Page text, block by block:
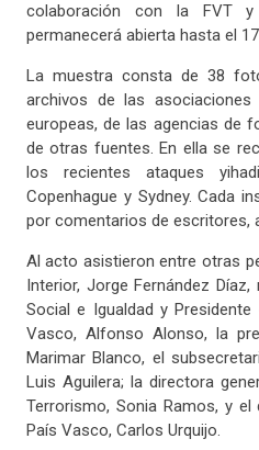
colaboración con la FVT
permanecerá abierta hasta el
La muestra consta de 38
archivos de las
europeas, de las agencias de
de otras fuentes. En ella se
los recientes ataques
Copenhague y Sydney. Cada
por comentarios de escritores,
Al acto asistieron entre otras
Interior, Jorge Fernández
Social e Igualdad y
Vasco, Alfonso Alonso, la
Marimar Blanco, el
Luis Aguilera; la directora
Terrorismo, Sonia Ramos, y el
País Vasco, Carlos Urquijo.